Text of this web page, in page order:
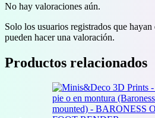
No hay valoraciones aún.
Solo los usuarios registrados que
pueden hacer una valoración.
Productos relacionados